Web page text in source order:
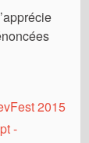
2015
-